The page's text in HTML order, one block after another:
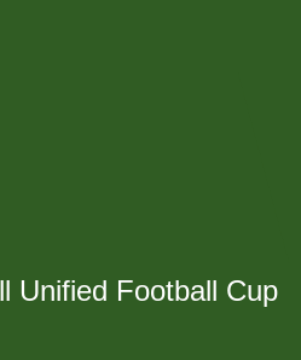
Unified Football Cup